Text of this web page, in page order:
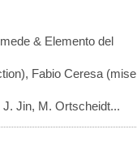
& Elemento del
Fabio Ceresa (mise
Jin, M. Ortscheidt...